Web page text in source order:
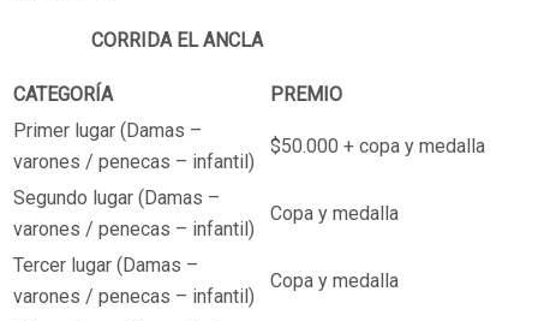
CORRIDA EL ANCLA
CATEGORÍA
PREMIO
Primer lugar (Damas –
varones / penecas – infantil)
$50.000 + copa y medalla
Segundo lugar (Damas –
varones / penecas – infantil)
Copa y medalla
Tercer lugar (Damas –
varones / penecas – infantil)
Copa y medalla